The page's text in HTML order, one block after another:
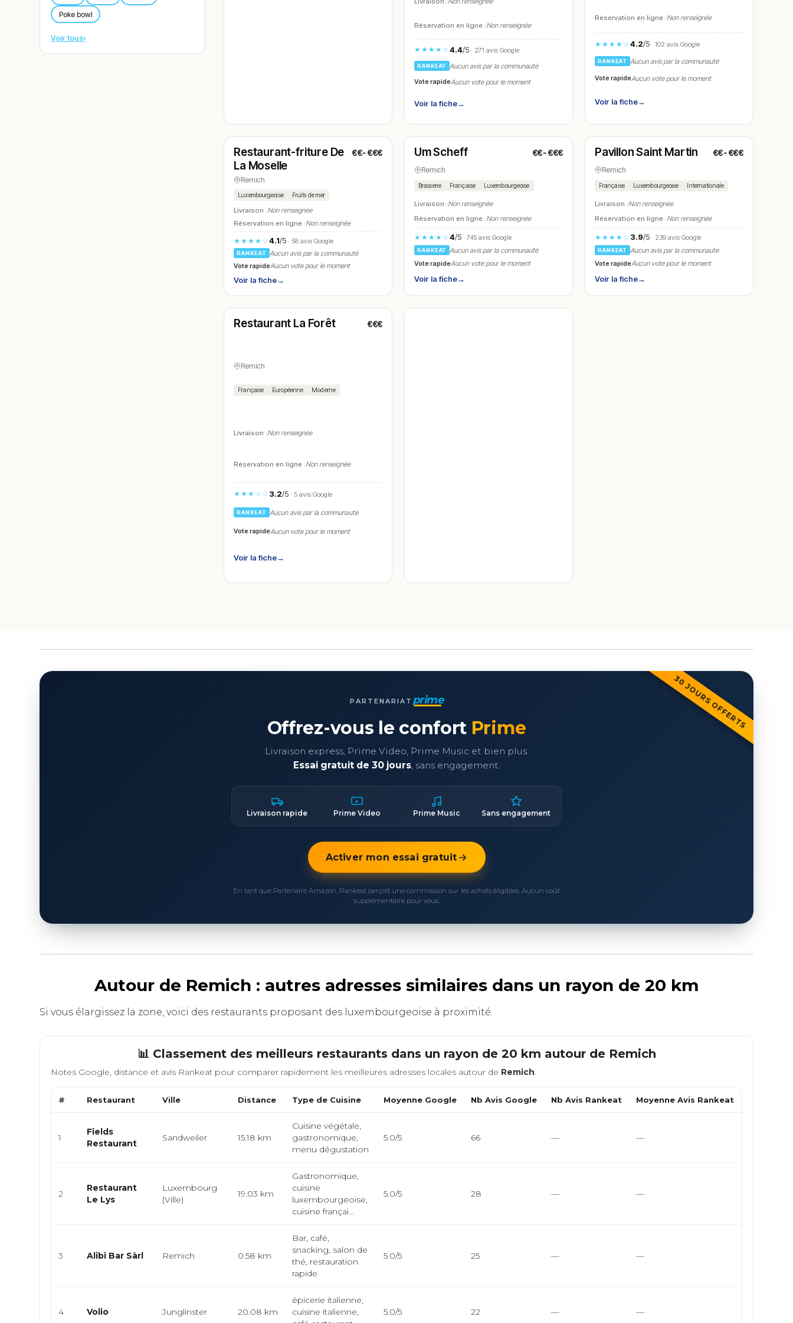
Poke bowl
Voir tous›
Réservation en ligne :Non renseignée
★★★★☆4.4/5· 271 avis Google
RANKEAT
Aucun avis par la communauté
Vote rapideAucun vote pour le moment
Voir la fiche→
Réservation en ligne :Non renseignée
★★★★☆4.2/5 · 102 avis Google
RANKEAT Aucun avis par la communauté
Vote rapideAucun vote pour le moment
Voir la fiche→
N° 6
Fermé
Restaurant-friture De
La Moselle
€€-€€€
Remich
Luxembourgeoise Fruits de mer
Livraison :Non renseignée
Réservation en ligne :Non renseignée
★★★★☆4.1/5· 58 avis Google
RANKEAT
Aucun avis par la communauté
Vote rapideAucun vote pour le moment
Voir la fiche→
N° 7
Fermé
Um Scheff €€-€€€
Remich
Brasserie Française Luxembourgeoise
Livraison :Non renseignée
Réservation en ligne :Non renseignée
★★★★☆4/5· 745 avis Google
RANKEAT
Aucun avis par la communauté
Vote rapideAucun vote pour le moment
Voir la fiche→
N° 8
Fermé(11:30 – 14:30, 18:00 – 21:00)
Pavillon Saint Martin €€-€€€
Remich
Française Luxembourgeoise Internationale
Livraison :Non renseignée
Réservation en ligne :Non renseignée
★★★★☆ 3.9/5 · 239 avis Google
RANKEAT
Aucun avis par la communauté
Vote rapideAucun vote pour le moment
Voir la fiche→
N° 9
Fermé(18:00 – 23:00)
Restaurant La Forêt €€€
Remich
Française Européenne Moderne
Livraison :Non renseignée
Réservation en ligne :Non renseignée
★★★☆☆ 3.2/5· 5 avis Google
RANKEAT Aucun avis par la communauté
Vote rapideAucun vote pour le moment
Voir la fiche→
30 JOURS OFFERTS
PARTENARIAT prime
Offrez-vous le confort Prime
Livraison express, Prime Video, Prime Music et bien plus.
Essai gratuit de 30 jours, sans engagement.
Livraison rapide Prime Video Prime Music Sans engagement
Activer mon essai gratuit
En tant que Partenaire Amazon, Rankeat perçoit une commission sur les achats éligibles. Aucun coût
supplémentaire pour vous.
Autour de Remich : autres adresses similaires dans un rayon de 20 km
Si vous élargissez la zone, voici des restaurants proposant des luxembourgeoise à proximité.
📊 Classement des meilleurs restaurants dans un rayon de 20 km autour de Remich
Notes Google, distance et avis Rankeat pour comparer rapidement les meilleures adresses locales autour de Remich.
# Restaurant Ville Distance Type de Cuisine Moyenne Google Nb Avis Google Nb Avis Rankeat Moyenne Avis Rankeat
1
Fields
Restaurant
Sandweiler 15.18 km
Cuisine végétale,
gastronomique,
menu dégustation
5.0/5 66 — —
2
Restaurant
Le Lys
Luxembourg
(Ville)
19.03 km
Gastronomique,
cuisine
luxembourgeoise,
cuisine françai...
5.0/5 28 — —
3 Alibi Bar Sàrl Remich 0.58 km
Bar, café,
snacking, salon de
thé, restauration
rapide
5.0/5 25 — —
4 Volio Junglinster 20.08 km
épicerie italienne,
cuisine italienne,
5.0/5 22 — —